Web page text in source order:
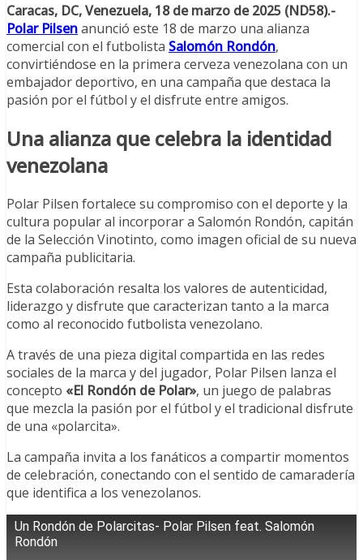
Caracas, DC, Venezuela, 18 de marzo de 2025 (ND58).-
Polar Pilsenanunció este 18 de marzo una alianza
comercial con el futbolista Salomón Rondón,
convirtiéndose en la primera cerveza venezolana con un
embajador deportivo, en una campaña que destaca la
pasión por el fútbol y el disfrute entre amigos.
Una alianza que celebra la identidad
venezolana
Polar Pilsen fortalece su compromiso con el deporte y la
cultura popular al incorporar a Salomón Rondón, capitán
de la Selección Vinotinto, como imagen oficial de su nueva
campaña publicitaria.
Esta colaboración resalta los valores de autenticidad,
liderazgo y disfrute que caracterizan tanto a la marca
como al reconocido futbolista venezolano.
A través de una pieza digital compartida en las redes
sociales de la marca y del jugador, Polar Pilsen lanza el
concepto «El Rondón de Polar», un juego de palabras
que mezcla la pasión por el fútbol y el tradicional disfrute
de una «polarcita».
La campaña invita a los fanáticos a compartir momentos
de celebración, conectando con el sentido de camaradería
que identifica a los venezolanos.
Un Rondón de Polarcitas- Polar Pilsen feat. Salomón
Rondón